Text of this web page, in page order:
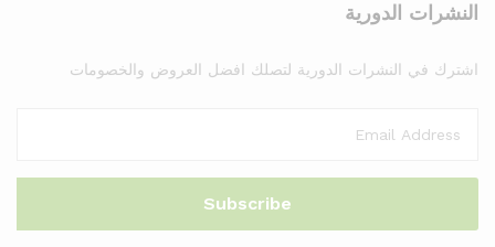
النشرات الدورية
اشترك في النشرات الدورية لتصلك افضل العروض والخصومات